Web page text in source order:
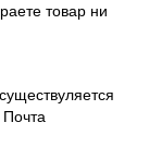
товар ни